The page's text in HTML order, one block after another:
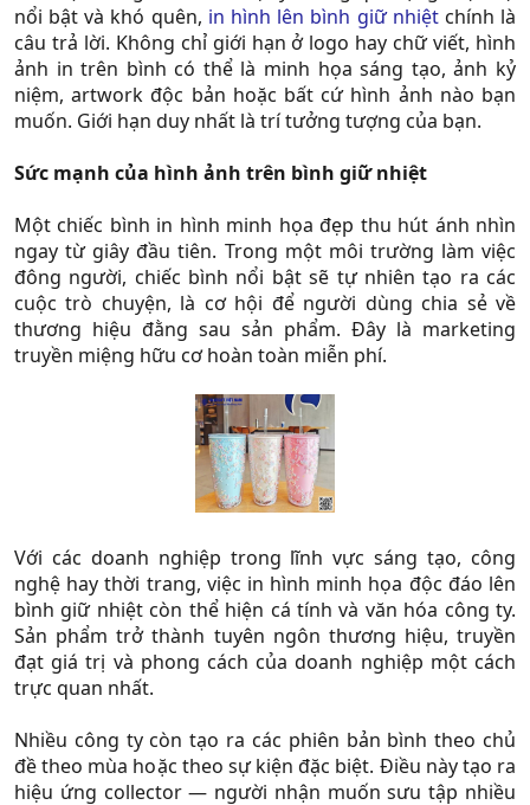
r
t
e
r
nổi bật và khó quên, in hình lên bình giữ nhiệtchính là
câu trả lời. Không chỉ giới hạn ở logo hay chữ viết, hình
ảnh in trên bình có thể là minh họa sáng tạo, ảnh kỷ
niệm, artwork độc bản hoặc bất cứ hình ảnh nào bạn
muốn. Giới hạn duy nhất là trí tưởng tượng của bạn.
Sức mạnh của hình ảnh trên bình giữ nhiệt
Một chiếc bình in hình minh họa đẹp thu hút ánh nhìn
ngay từ giây đầu tiên. Trong một môi trường làm việc
đông người, chiếc bình nổi bật sẽ tự nhiên tạo ra các
cuộc trò chuyện, là cơ hội để người dùng chia sẻ về
thương hiệu đằng sau sản phẩm. Đây là marketing
truyền miệng hữu cơ hoàn toàn miễn phí.​
Với các doanh nghiệp trong lĩnh vực sáng tạo, công
nghệ hay thời trang, việc in hình minh họa độc đáo lên
bình giữ nhiệt còn thể hiện cá tính và văn hóa công ty.
Sản phẩm trở thành tuyên ngôn thương hiệu, truyền
đạt giá trị và phong cách của doanh nghiệp một cách
trực quan nhất.
Nhiều công ty còn tạo ra các phiên bản bình theo chủ
đề theo mùa hoặc theo sự kiện đặc biệt. Điều này tạo ra
hiệu ứng collector — người nhận muốn sưu tập nhiều